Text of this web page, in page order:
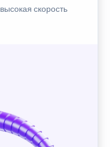
скорость